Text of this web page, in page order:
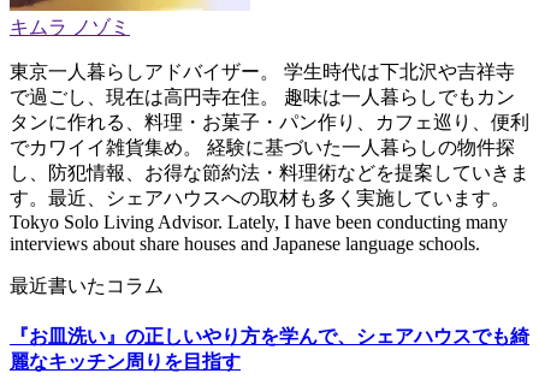
キムラ ノゾミ
東京一人暮らしアドバイザー。 学生時代は下北沢や吉祥寺
で過ごし、現在は高円寺在住。 趣味は一人暮らしでもカン
タンに作れる、料理・お菓子・パン作り、カフェ巡り、便利
でカワイイ雑貨集め。 経験に基づいた一人暮らしの物件探
し、防犯情報、お得な節約法・料理術などを提案していきま
す。最近、シェアハウスへの取材も多く実施しています。
Tokyo Solo Living Advisor. Lately, I have been conducting many
interviews about share houses and Japanese language schools.
最近書いたコラム
『お皿洗い』の正しいやり方を学んで、シェアハウスでも綺
麗なキッチン周りを目指す